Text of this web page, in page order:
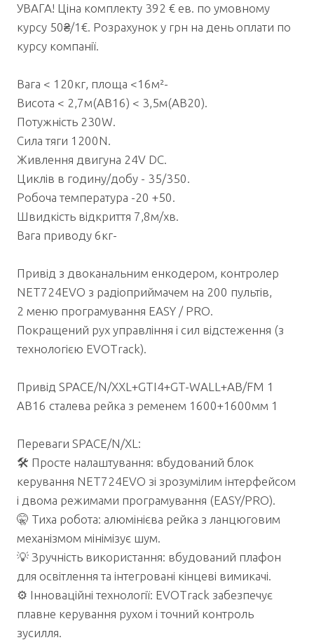
УВАГА! Ціна комплекту 392 € ев. по умовному
курсу 50₴/1€. Розрахунок у грн на день оплати по
курсу компанії.
Вага < 120кг, площа <16м²-
Висота < 2,7м(AB16) < 3,5м(AB20).
Потужність 230W.
Сила тяги 1200N.
Живлення двигуна 24V DС.
Циклів в годину/добу - 35/350.
Робоча температура -20 +50.
Швидкість відкриття 7,8м/хв.
Вага приводу 6кг-
Привід з двоканальним енкодером, контролер
NET724EVO з радіоприймачем на 200 пультів,
2 меню програмування EASY / PRO.
Покращений рух управління і сил відстеження (з
технологією EVOTrack).
Привід SPACE/N/XXL+GTI4+GT-WALL+AB/FM 1
AB16 сталева рейка з ременем 1600+1600мм 1
Переваги SPACE/N/XL:
🛠 Просте налаштування: вбудований блок
керування NET724EVO зі зрозумілим інтерфейсом
і двома режимами програмування (EASY/PRO).
🤫 Тиха робота: алюмінієва рейка з ланцюговим
механізмом мінімізує шум.
💡 Зручність використання: вбудований плафон
для освітлення та інтегровані кінцеві вимикачі.
⚙️ Інноваційні технології: EVOTrack забезпечує
плавне керування рухом і точний контроль
зусилля.